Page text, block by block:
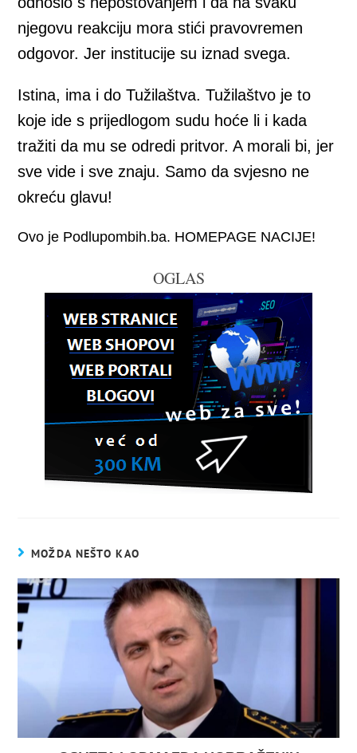
njegovu reakciju mora stići pravovremen
odgovor. Jer institucije su iznad svega.
Istina, ima i do Tužilaštva. Tužilaštvo je to
koje ide s prijedlogom sudu hoće li i kada
tražiti da mu se odredi pritvor. A morali bi, jer
sve vide i sve znaju. Samo da svjesno ne
okreću glavu!
Ovo je Podlupombih.ba. HOMEPAGE NACIJE!
OGLAS
MOŽDA NEŠTO KAO